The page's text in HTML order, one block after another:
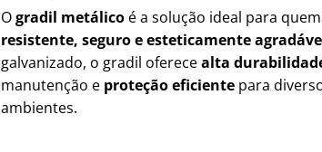
Ogradil metálicoé a solução ideal para
resistente, seguro e esteticamente
galvanizado, o gradil oferecealta
manutenção e proteção eficientepara
ambientes.